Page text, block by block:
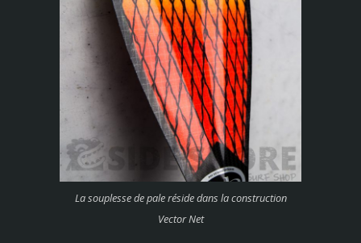
La souplesse de pale réside dans la construction
Vector Net